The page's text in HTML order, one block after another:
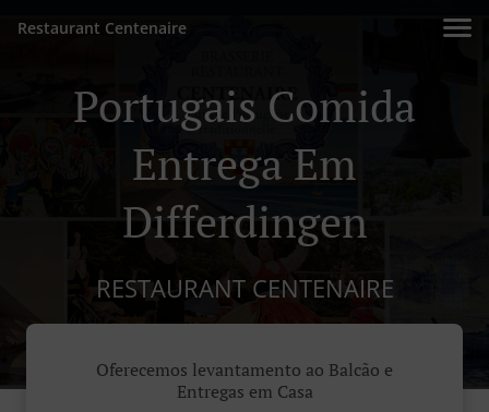
Restaurant Centenaire
Portugais Comida
Entrega Em
Differdingen
RESTAURANT CENTENAIRE
Oferecemos levantamento ao Balcão e
Entregas em Casa